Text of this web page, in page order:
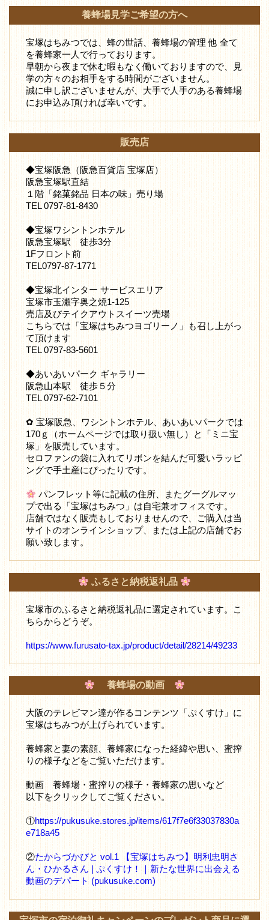
養蜂場見学ご希望の方へ
宝塚はちみつでは、蜂の世話、養蜂場の管理 他 全て
を養蜂家一人で行っております。
早朝から夜まで休む暇もなく働いておりますので、見
学の方々のお相手をする時間がございません。
誠に申し訳ございませんが、大手で人手のある養蜂場
にお申込み頂ければ幸いです。
販売店
◆宝塚阪急（阪急百貨店 宝塚店）
阪急宝塚駅直結
１階「銘菓銘品 日本の味」売り場
TEL 0797-81-8430
◆宝塚ワシントンホテル
阪急宝塚駅 徒歩3分
1Fフロント前
TEL0797-87-1771
◆宝塚北インター サービスエリア
宝塚市玉瀬字奥之焼1-125
売店及びテイクアウトスイーツ売場
こちらでは「宝塚はちみつヨゴリーノ」も召し上がっ
て頂けます
TEL 0797-83-5601
◆あいあいパーク ギャラリー
阪急山本駅 徒歩５分
TEL 0797-62-7101
✿ 宝塚阪急、ワシントンホテル、あいあいパークでは
170ｇ（ホームページでは取り扱い無し）と「ミニ宝
塚」を販売しています。
セロファンの袋に入れてリボンを結んだ可愛いラッピ
ングで手土産にぴったりです。
パンフレット等に記載の住所、またグーグルマッ
プで出る「宝塚はちみつ」は自宅兼オフィスです。
店舗ではなく販売もしておりませんので、ご購入は当
サイトのオンラインショップ、または上記の店舗でお
願い致します。
ふるさと納税返礼品
宝塚市のふるさと納税返礼品に選定されています。こ
ちらからどうぞ。
https://www.furusato-tax.jp/product/detail/28214/49233
養蜂場の動画
大阪のテレビマン達が作るコンテンツ「ぷくすけ」に
宝塚はちみつが上げられています。
養蜂家と妻の素顔、養蜂家になった経緯や思い、蜜搾
りの様子などをご覧いただけます。
動画 養蜂場・蜜搾りの様子・養蜂家の思いなど
以下をクリックしてご覧ください。
①https://pukusuke.stores.jp/items/617f7e6f33037830a
e718a45
②たからづかびと vol.1 【宝塚はちみつ】明利忠明さ
ん・ひかるさん | ぷくすけ！｜新たな世界に出会える
動画のデパート (pukusuke.com)